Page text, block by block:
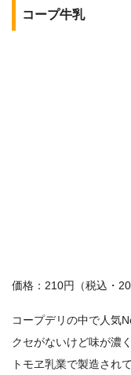
コープ牛乳
価格：210円（税込・
コープデリの中で人気
クセがないけど味が濃
トモヱ乳業で製造され